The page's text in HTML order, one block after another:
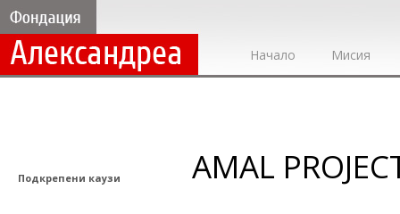
Начало Мисия
Подкрепени каузи AMAL